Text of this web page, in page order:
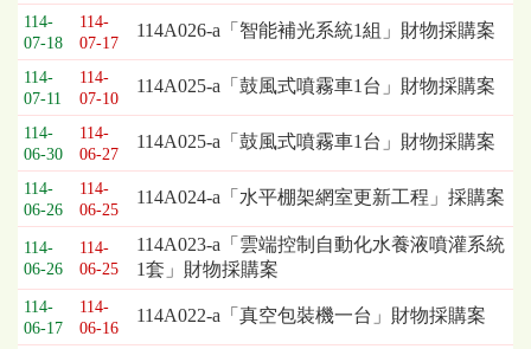
114-
07-18
114-
07-17
114A026-a「智能補光系統1組」財物採購案
114-
07-11
114-
07-10
114A025-a「鼓風式噴霧車1台」財物採購案
114-
06-30
114-
06-27
114A025-a「鼓風式噴霧車1台」財物採購案
114-
06-26
114-
06-25
114A024-a「水平棚架網室更新工程」採購案
114-
06-26
114-
06-25
114A023-a「雲端控制自動化水養液噴灌系統
1套」財物採購案
114-
06-17
114-
06-16
114A022-a「真空包裝機一台」財物採購案